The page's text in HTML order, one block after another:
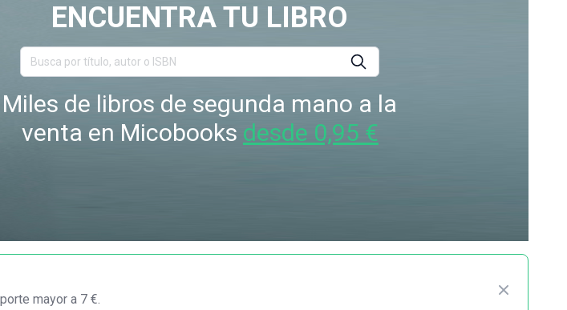
ENCUENTRA TU LIBRO
Miles de libros de segunda mano a la
venta en Micobooks desde 0,95 €
mayor a 7 €.